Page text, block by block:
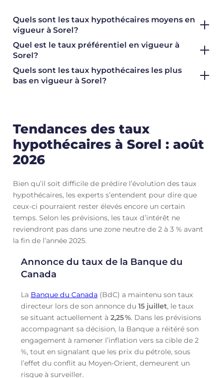
Quels sont les taux hypothécaires moyens en
vigueur à Sorel?
Quel est le taux préférentiel en vigueur à
Sorel?
Quels sont les taux hypothécaires les plus
bas en vigueur à Sorel?
Tendances des taux
hypothécaires à Sorel : août
2026
Bien qu’il soit difficile de prédire l’évolution des taux
hypothécaires, les experts s’entendent pour dire que
ceux-ci pourraient rester élevés encore un certain
temps. Selon les prévisions, les taux d’intérêt ne
reviendront pas dans une zone neutre de 2 à 3 % avant
la fin de l’année 2025.
Annonce du taux de la Banque du
Canada
La Banque du Canada (BdC) a maintenu son taux
directeur lors de son annonce du 15 juillet, le taux
se situant actuellement à 2,25%. Dans les prévisions
accompagnant sa décision, la Banque a réitéré son
engagement à ramener l’inflation vers sa cible de 2
%, tout en signalant que les prix du pétrole, sous
l’effet du conflit au Moyen-Orient, demeurent un
risque à surveiller.